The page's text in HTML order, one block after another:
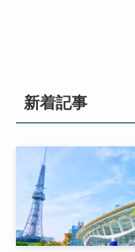
新着記事